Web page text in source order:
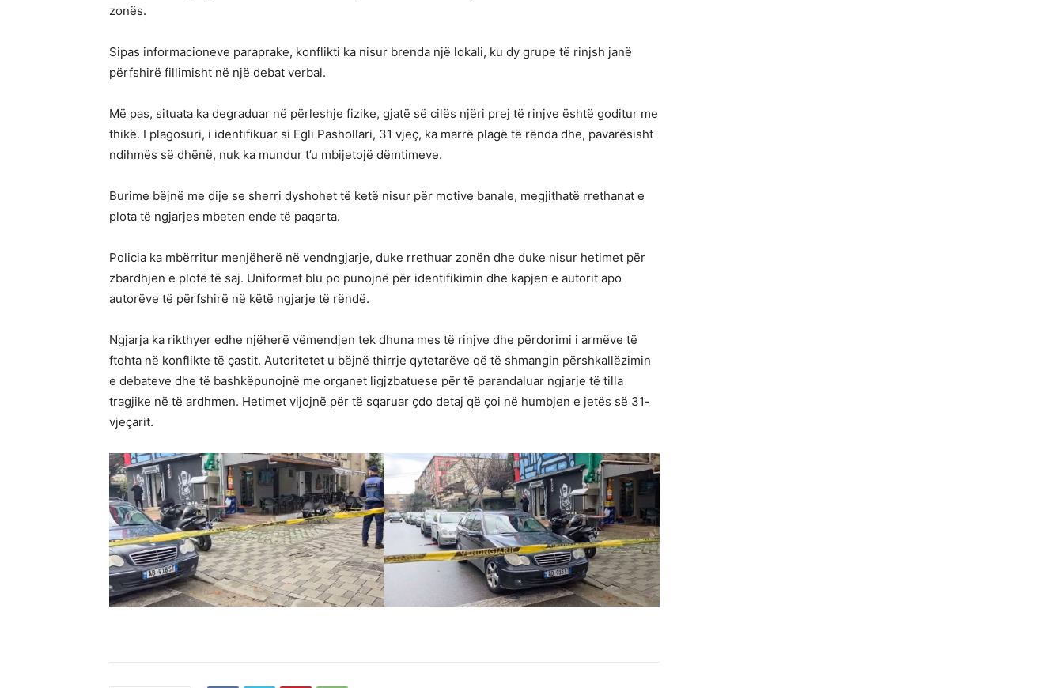
zonës.
Sipas informacioneve paraprake, konflikti ka nisur brenda një lokali, ku dy grupe të rinjsh janë
përfshirë fillimisht në një debat verbal.
Më pas, situata ka degraduar në përleshje fizike, gjatë së cilës njëri prej të rinjve është goditur me
thikë. I plagosuri, i identifikuar si Egli Pashollari, 31 vjeç, ka marrë plagë të rënda dhe, pavarësisht
ndihmës së dhënë, nuk ka mundur t’u mbijetojë dëmtimeve.
Burime bëjnë me dije se sherri dyshohet të ketë nisur për motive banale, megjithatë rrethanat e
plota të ngjarjes mbeten ende të paqarta.
Policia ka mbërritur menjëherë në vendngjarje, duke rrethuar zonën dhe duke nisur hetimet për
zbardhjen e plotë të saj. Uniformat blu po punojnë për identifikimin dhe kapjen e autorit apo
autorëve të përfshirë në këtë ngjarje të rëndë.
Ngjarja ka rikthyer edhe njëherë vëmendjen tek dhuna mes të rinjve dhe përdorimi i armëve të
ftohta në konflikte të çastit. Autoritetet u bëjnë thirrje qytetarëve që të shmangin përshkallëzimin
e debateve dhe të bashkëpunojnë me organet ligjzbatuese për të parandaluar ngjarje të tilla
tragjike në të ardhmen. Hetimet vijojnë për të sqaruar çdo detaj që çoi në humbjen e jetës së 31-
vjeçarit.